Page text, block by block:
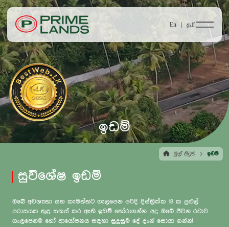
En | தமி
ඉඩම්
මුල් පිටුව ඉඩම්
සුවිශේෂ ඉඩම්
ඔබේ අවශ්‍යතා සහ කැමත්තට ගැලපෙන පරිදි දිස්ත්‍රික්ක 18 ක පුළුල්
පරාසයක තුළ සකස් කර ඇති ඉඩම් තෝරාගන්න. අද ඔබේ ජීවන රටාව
ගැලපෙනම හෝ ආයෝජනය සඳහා සුදුසුම දේ දැන් සොයා ගන්න!